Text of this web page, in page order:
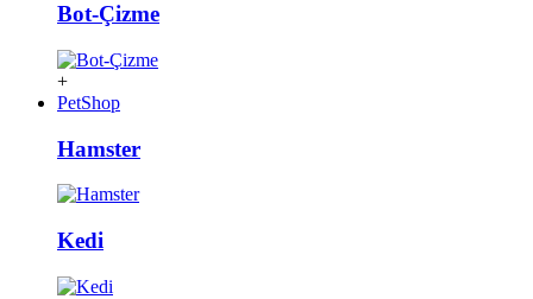
Bot-Çizme
+
PetShop
Hamster
Kedi